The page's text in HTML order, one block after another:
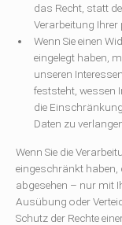
das Recht, statt
Verarbeitung Ihrer
Wenn Sie einen
eingelegt haben,
unseren
feststeht, wessen
die
Daten zu
Wenn Sie die
eingeschränkt haben,
abgesehen – nur mit
Ausübung oder
Schutz der Rechte